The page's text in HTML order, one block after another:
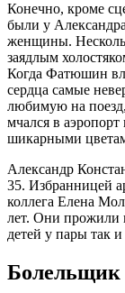
Конечно, кроме
были у
женщины.
заядлым
Когда Фатюшин
сердца самые
любимую на
мчался в аэропорт
шикарными
Александр
35. Избранницей
коллега Елена
лет. Они прожили
детей у пары так
Болельщик